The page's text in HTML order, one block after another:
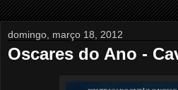
domingo, março 18, 2012
Oscares do Ano -